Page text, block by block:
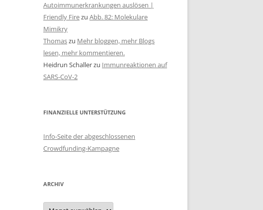
Autoimmunerkrankungen auslösen |
Friendly Firezu Abb. 82: Molekulare
Mimikry
Thomaszu Mehr bloggen, mehr Blogs
lesen, mehr kommentieren.
Heidrun Schallerzu Immunreaktionen auf
SARS-CoV-2
FINANZIELLE UNTERSTÜTZUNG
Info-Seite der abgeschlossenen
Crowdfunding-Kampagne
ARCHIV
Archiv